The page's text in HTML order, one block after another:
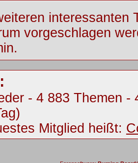
interessanten
vorgeschlagen
- 4 883 Themen
Mitglied heißt: